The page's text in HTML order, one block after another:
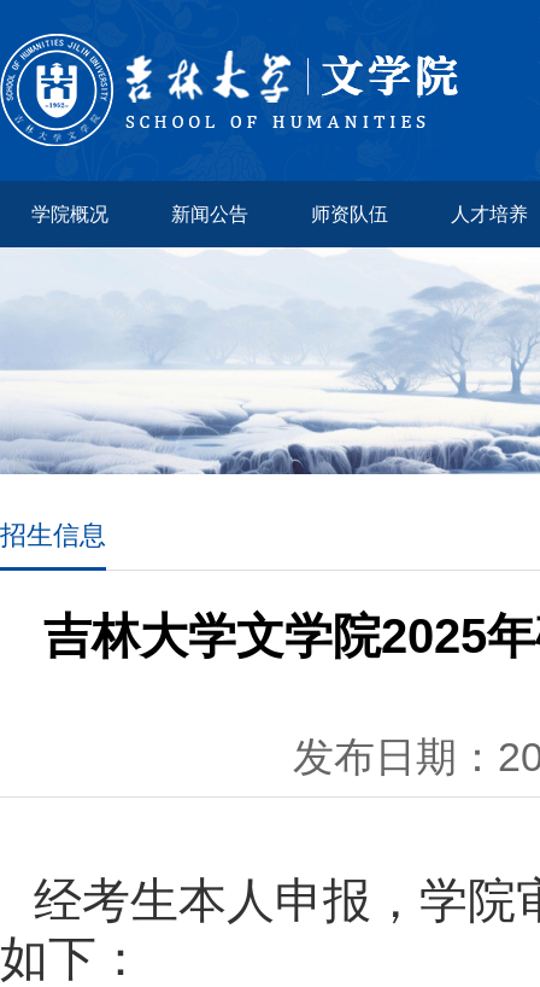
学院概况 新闻公告 师资队伍 人才培养
招生信息
吉林大学文学院2025
发布日期：
经考生本人申报，学院
如下：